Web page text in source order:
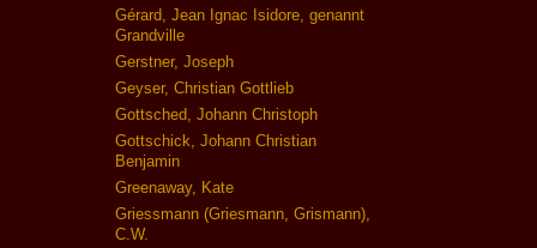
Gérard, Jean Ignac Isidore, genannt
Grandville
Gerstner, Joseph
Geyser, Christian Gottlieb
Gottsched, Johann Christoph
Gottschick, Johann Christian
Benjamin
Greenaway, Kate
Griessmann (Griesmann, Grismann),
C.W.